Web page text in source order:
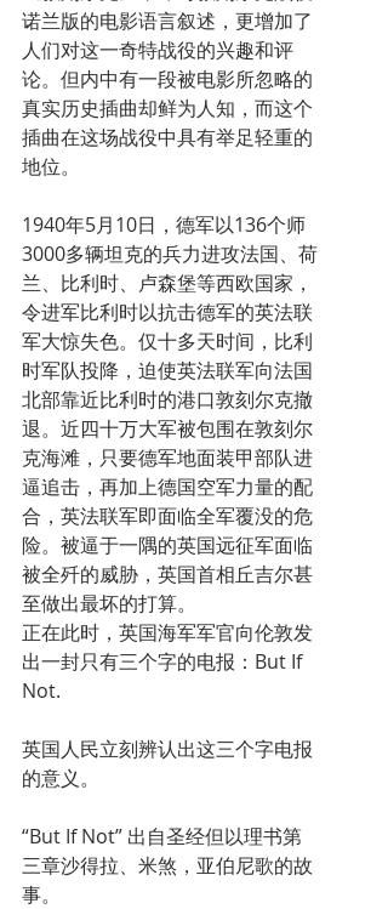
诺兰版的电影语言叙述，更增加了
人们对这一奇特战役的兴趣和评
论。但内中有一段被电影所忽略的
真实历史插曲却鲜为人知，而这个
插曲在这场战役中具有举足轻重的
地位。
1940年5月10日，德军以136个师
3000多辆坦克的兵力进攻法国、荷
兰、比利时、卢森堡等西欧国家，
令进军比利时以抗击德军的英法联
军大惊失色。仅十多天时间，比利
时军队投降，迫使英法联军向法国
北部靠近比利时的港口敦刻尔克撤
退。近四十万大军被包围在敦刻尔
克海滩，只要德军地面装甲部队进
逼追击，再加上德国空军力量的配
合，英法联军即面临全军覆没的危
险。被逼于一隅的英国远征军面临
被全歼的威胁，英国首相丘吉尔甚
至做出最坏的打算。
正在此时，英国海军军官向伦敦发
出一封只有三个字的电报：But If
Not.
英国人民立刻辨认出这三个字电报
的意义。
“But If Not” 出自圣经但以理书第
三章沙得拉、米煞，亚伯尼歌的故
事。